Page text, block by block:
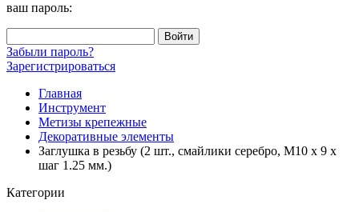
ваш пароль:
Забыли пароль?
Зарегистрироваться
Главная
Инструмент
Метизы крепежные
Декоративные элементы
Заглушка в резьбу (2 шт., смайлики серебро, М10 x 9 x
шаг 1.25 мм.)
Категории